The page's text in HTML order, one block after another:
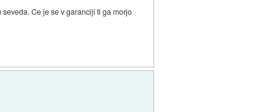
Ce je se v garanciji ti ga morjo